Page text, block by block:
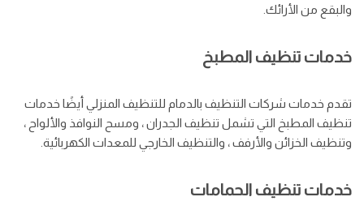
والبقع من الأرائك.
خدمات تنظيف المطبخ
تقدم خدمات شركات التنظيف بالدمام للتنظيف المنزلي أيضًا خدمات
تنظيف المطبخ التي تشمل تنظيف الجدران ، ومسح النوافذ والألواح ،
وتنظيف الخزائن والأرفف ، والتنظيف الخارجي للمعدات الكهربائية.
خدمات تنظيف الحمامات